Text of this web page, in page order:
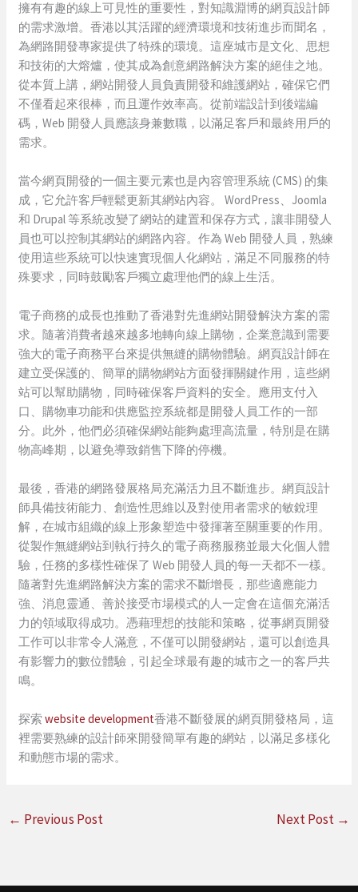
擁有有趣的線上可見性的重要性，對知識淵博的網頁設計師
的需求激增。香港以其活躍的經濟環境和技術進步而聞名，
為網路開發專家提供了特殊的環境。這座城市是文化、思想
和技術的大熔爐，使其成為創意網路解決方案的絕佳之地。
從本質上講，網站開發人員負責開發和維護網站，確保它們
不僅看起來很棒，而且運作效率高。從前端設計到後端編
碼，Web 開發人員應該身兼數職，以滿足客戶和最終用戶的
需求。
當今網頁開發的一個主要元素也是內容管理系統 (CMS) 的集
成，它允許客戶輕鬆更新其網站內容。 WordPress、Joomla
和 Drupal 等系統改變了網站的建置和保存方式，讓非開發人
員也可以控制其網站的網路內容。作為 Web 開發人員，熟練
使用這些系統可以快速實現個人化網站，滿足不同服務的特
殊要求，同時鼓勵客戶獨立處理他們的線上生活。
電子商務的成長也推動了香港對先進網站開發解決方案的需
求。隨著消費者越來越多地轉向線上購物，企業意識到需要
強大的電子商務平台來提供無縫的購物體驗。網頁設計師在
建立受保護的、簡單的購物網站方面發揮關鍵作用，這些網
站可以幫助購物，同時確保客戶資料的安全。應用支付入
口、購物車功能和供應監控系統都是開發人員工作的一部
分。此外，他們必須確保網站能夠處理高流量，特別是在購
物高峰期，以避免導致銷售下降的停機。
最後，香港的網路發展格局充滿活力且不斷進步。網頁設計
師具備技術能力、創造性思維以及對使用者需求的敏銳理
解，在城市組織的線上形象塑造中發揮著至關重要的作用。
從製作無縫網站到執行持久的電子商務服務並最大化個人體
驗，任務的多樣性確保了 Web 開發人員的每一天都不一樣。
隨著對先進網路解決方案的需求不斷增長，那些適應能力
強、消息靈通、善於接受市場模式的人一定會在這個充滿活
力的領域取得成功。憑藉理想的技能和策略，從事網頁開發
工作可以非常令人滿意，不僅可以開發網站，還可以創造具
有影響力的數位體驗，引起全球最有趣的城市之一的客戶共
鳴。
探索website development香港不斷發展的網頁開發格局，這
裡需要熟練的設計師來開發簡單有趣的網站，以滿足多樣化
和動態市場的需求。
← Previous Post Next Post →